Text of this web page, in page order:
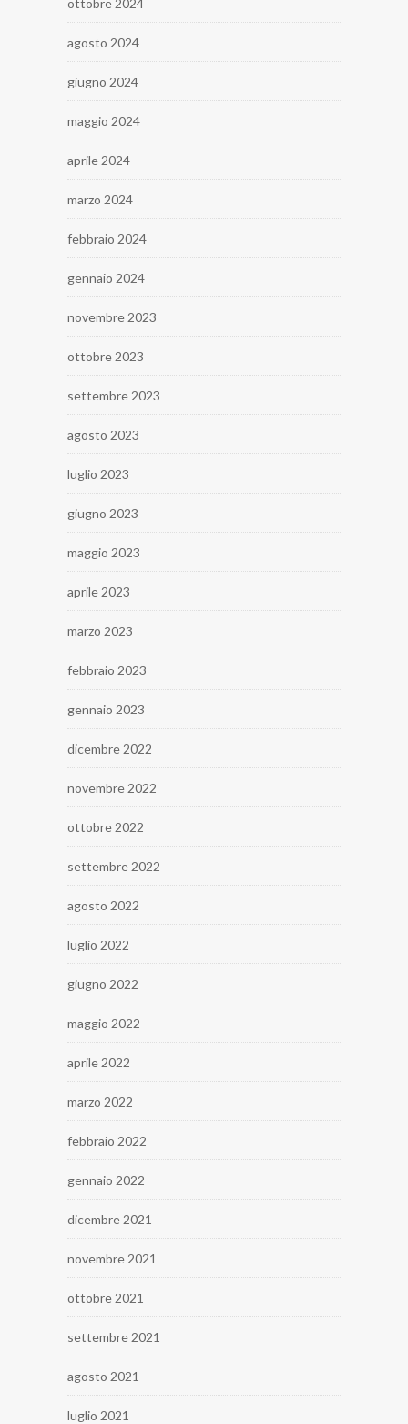
ottobre 2024
agosto 2024
giugno 2024
maggio 2024
aprile 2024
marzo 2024
febbraio 2024
gennaio 2024
novembre 2023
ottobre 2023
settembre 2023
agosto 2023
luglio 2023
giugno 2023
maggio 2023
aprile 2023
marzo 2023
febbraio 2023
gennaio 2023
dicembre 2022
novembre 2022
ottobre 2022
settembre 2022
agosto 2022
luglio 2022
giugno 2022
maggio 2022
aprile 2022
marzo 2022
febbraio 2022
gennaio 2022
dicembre 2021
novembre 2021
ottobre 2021
settembre 2021
agosto 2021
luglio 2021